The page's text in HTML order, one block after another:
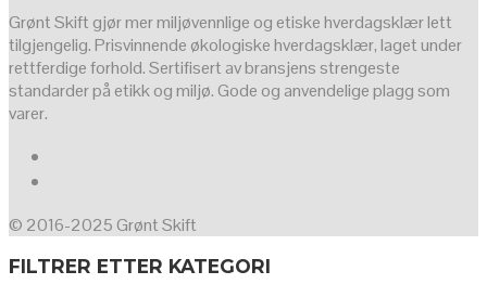
Grønt Skift gjør mer miljøvennlige og etiske hverdagsklær lett
tilgjengelig. Prisvinnende økologiske hverdagsklær, laget under
rettferdige forhold. Sertifisert av bransjens strengeste
standarder på etikk og miljø. Gode og anvendelige plagg som
varer.
© 2016-2025 Grønt Skift
FILTRER ETTER KATEGORI